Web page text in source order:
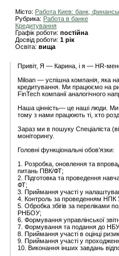
Місто: Работа Киев: банк, финансы
Рубрика: Работа в банке
Кредитування
Графік роботи: постійна
Досвід роботи: 1 рік
Освіта: вища
Привіт, Я — Карина, і я — HR-
Miloan — успішна компанія, яка
кредитування. Ми працюємо на
FinTech компанії аналогічного
Наша цінність— це наші люди.
тому з нами працюють ті, хто
Зараз ми в пошуку Спеціаліста
моніторингу.
Головні функціональні обов’язки:
1. Розробка, оновлення та
питань ПВК/ФТ;
2. Підготовка та проведення
ФТ;
3. Приймання участі у
4. Контроль за проведенням НПК
5. Обробка збігів за переліками
РНБОУ;
6. Формування управлінської
7. Формування та подання до НБУ
8. Приймання участі в оцінці
9. Приймання участі у
10. Виконання інших завдань